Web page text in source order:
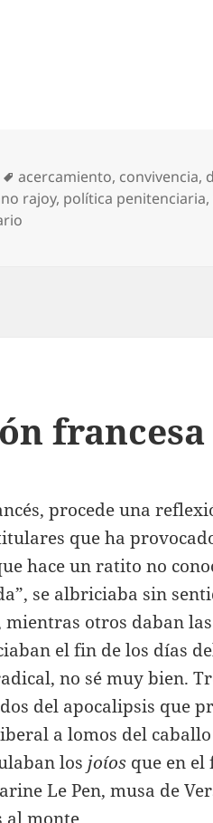
Etiquetas
acercamiento, convivencia,
rajoy, política penitenciaria,
francesa
procede una
que ha
hace un ratito no
se albriciaba sin
mientras otros daban
el fin de los días
no sé muy bien.
del apocalipsis que
a lomos del
losjoíos que en el
Le Pen, musa de